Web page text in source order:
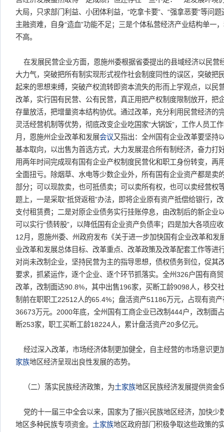
大局，只求部门利益、小团体利益，“吃拿卡要”、“强拿恶要”等问
主融资难，自身“造血”功能不足；三是个体私营经济产业结构单一
不高。
在发展民营企业方面，恩施州委根据省委提出的县域经济以民营
大力气，突破把所有制实现形式视作社会制度同性的误区，突破把
起来的思想束缚，突破产权流转即资本流失的形而上学观点，以民
改革，实行国有民营、公有民营，真正用把产权制度限制放开，把
存量放活，把增量资本结构协优。通过改革，充分利用民营经济的
灵活经营机制等优势，彻底改变企业吃国家“大锅饭”，工作人员工
月，恩施州企业改革和发展会议又指出：全州国有企业改革要坚持
基本取向，以出售为首选方式，大力发展混合所有制经济，奋力打
用两年时间完成现有国有企业产权制度民营化和职工身份转变，再
全面扭亏。除烟草、水电等少数企业外，所有国有企业资产都是卖
部分；可以现款卖，也可抵债卖；可以卖所有权，也可以卖经营权
题上，一是采取“抵贷返租”办法，即将企业原有资产抵偿给银行，
支付租赁费；二是对原企业债务实行挂账停息，由改制后的新企业
可以实行“债转股”，以降低国有企业资产负债率；四是加大各项应
12月，恩施州委、州政府发布《关于进一步加快国有企业改革和发
业改革和发展总体目标、改革重点、改革政策及改革配套工作等进
对尚未改制企业，坚持民营为主的指导思想，债权债务到位，促其
要求，抓紧运作，逐个企业、逐个环节抓落实。全州326户国有商
改革，改制面达90.8%，其中出售196家，买断工龄9098人，移交
制前在职职工22512人的65.4%；盘活资产51186万元，占现有资
36673万元。2000年底，全州国有工商企业已改制444户，改制面
断253家，职工买断工龄18224人，累计盘活资产20多亿元。
经过深入改革，市场经济体制更加健全，自主经营的市场意识更
家族地区经济呈现出良性发展的态势。
（二）落实民族经济政策，为土家族地区民族经济发展提供资金
党的十一届三中全会以来，国家为了振兴民族地区经济，加快少
地区多种民族专项资金。 土家族地区政府部门积极争取这些政策的